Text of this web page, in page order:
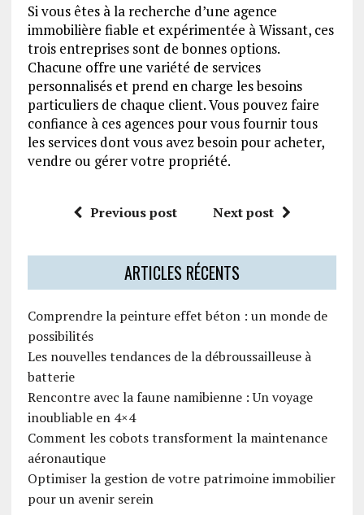
Si vous êtes à la recherche d’une agence
immobilière fiable et expérimentée à Wissant, ces
trois entreprises sont de bonnes options.
Chacune offre une variété de services
personnalisés et prend en charge les besoins
particuliers de chaque client. Vous pouvez faire
confiance à ces agences pour vous fournir tous
les services dont vous avez besoin pour acheter,
vendre ou gérer votre propriété.
Previous post Next post
ARTICLES RÉCENTS
Comprendre la peinture effet béton : un monde de
possibilités
Les nouvelles tendances de la débroussailleuse à
batterie
Rencontre avec la faune namibienne : Un voyage
inoubliable en 4×4
Comment les cobots transforment la maintenance
aéronautique
Optimiser la gestion de votre patrimoine immobilier
pour un avenir serein